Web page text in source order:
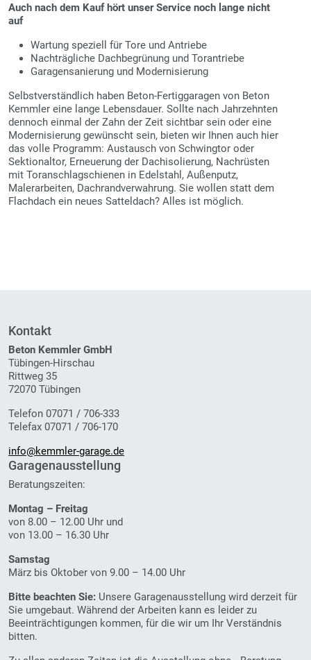
Auch nach dem Kauf hört unser Service noch lange nicht
auf
Wartung speziell für Tore und Antriebe
Nachträgliche Dachbegrünung und Torantriebe
Garagensanierung und Modernisierung
Selbstverständlich haben Beton-Fertiggaragen von Beton
Kemmler eine lange Lebensdauer. Sollte nach Jahrzehnten
dennoch einmal der Zahn der Zeit sichtbar sein oder eine
Modernisierung gewünscht sein, bieten wir Ihnen auch hier
das volle Programm: Austausch von Schwingtor oder
Sektionaltor, Erneuerung der Dachisolierung, Nachrüsten
mit Toranschlagschienen in Edelstahl, Außenputz,
Malerarbeiten, Dachrandverwahrung. Sie wollen statt dem
Flachdach ein neues Satteldach? Alles ist möglich.
Kontakt
Beton Kemmler GmbH
Tübingen-Hirschau
Rittweg 35
72070 Tübingen
Telefon 07071 / 706-333
Telefax 07071 / 706-170
info@kemmler-garage.de
Garagenausstellung
Beratungszeiten:
Montag – Freitag
von 8.00 – 12.00 Uhr und
von 13.00 – 16.30 Uhr
Samstag
März bis Oktober von 9.00 – 14.00 Uhr
Bitte beachten Sie: Unsere Garagenausstellung wird derzeit für
Sie umgebaut. Während der Arbeiten kann es leider zu
Beeinträchtigungen kommen, für die wir um Ihr Verständnis
bitten.